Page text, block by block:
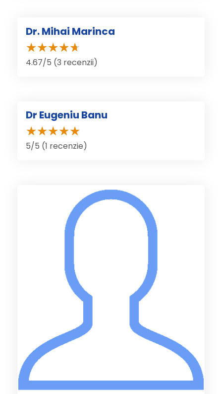
Dr. Mihai Marinca
4.67/5 (3 recenzii)
Dr Eugeniu Banu
5/5 (1 recenzie)